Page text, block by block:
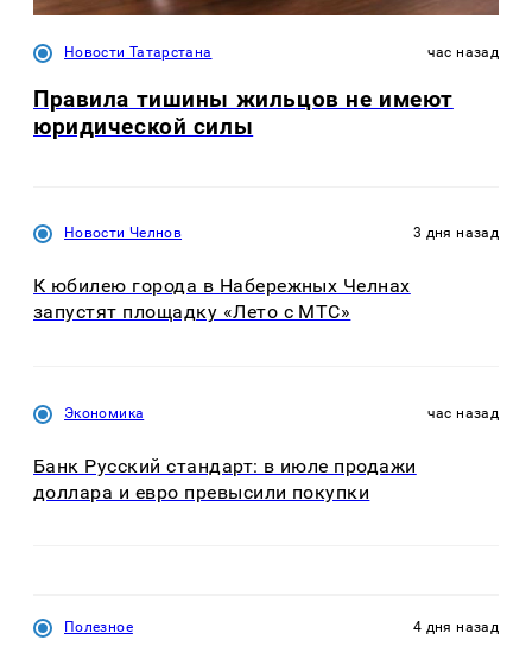
Новости Татарстана час назад
Правила тишины жильцов не имеют
юридической силы
Новости Челнов 3 дня назад
К юбилею города в Набережных Челнах
запустят площадку «Лето с МТС»
Экономика час назад
Банк Русский стандарт: в июле продажи
доллара и евро превысили покупки
Полезное 4 дня назад